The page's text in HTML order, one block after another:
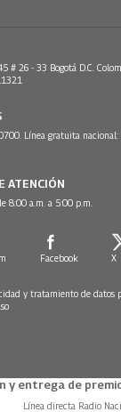
# 26 - 33 Bogotá D.C.
Línea gratuita nacional:
ATENCIÓN
8:00 a.m. a 5:00 p.m.
Facebook X
y tratamiento de datos
y entrega de
Línea directa Radio